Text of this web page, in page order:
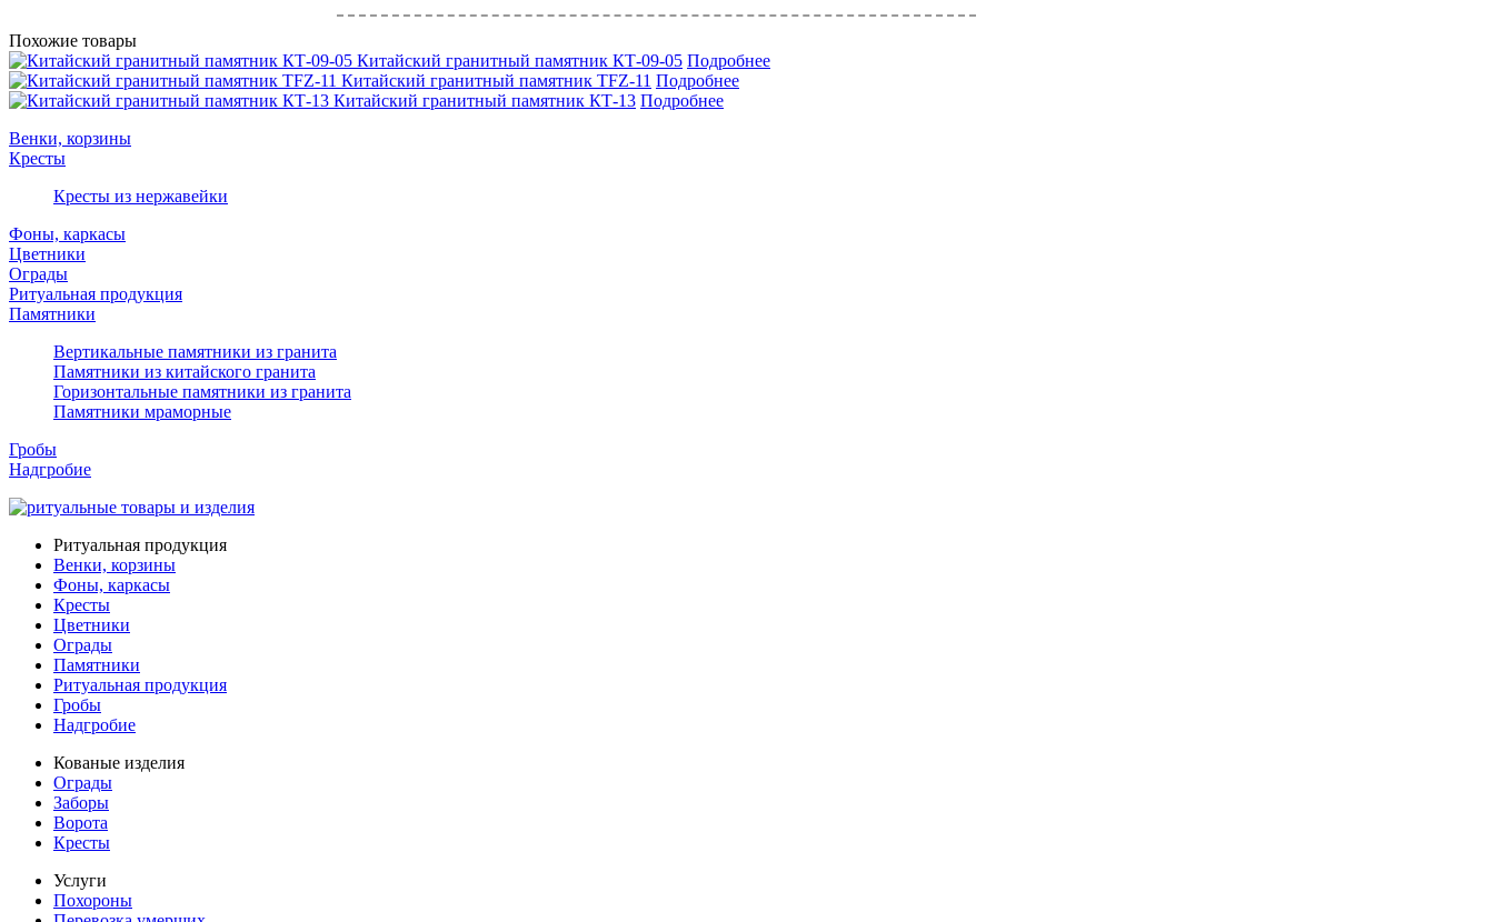
Похожие товары
Китайский гранитный памятник КТ-09-05 Подробнее
Китайский гранитный памятник TFZ-11 Подробнее
Китайский гранитный памятник КТ-13 Подробнее
Венки, корзины
Кресты
Кресты из нержавейки
Фоны, каркасы
Цветники
Ограды
Ритуальная продукция
Памятники
Вертикальные памятники из гранита
Памятники из китайского гранита
Горизонтальные памятники из гранита
Памятники мраморные
Гробы
Надгробие
Ритуальная продукция
Венки, корзины
Фоны, каркасы
Кресты
Цветники
Ограды
Памятники
Ритуальная продукция
Гробы
Надгробие
Кованые изделия
Ограды
Заборы
Ворота
Кресты
Услуги
Похороны